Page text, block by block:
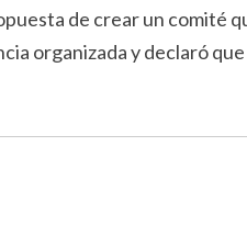
de crear un comité
organizada y declaró